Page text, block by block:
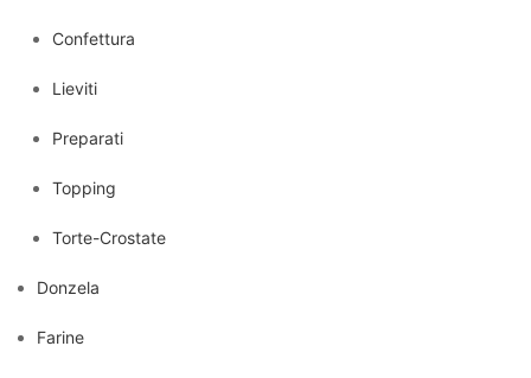
Confettura
Lieviti
Preparati
Topping
Torte-Crostate
Donzela
Farine